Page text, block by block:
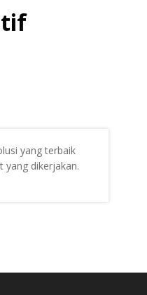
yang terbaik
yang dikerjakan.